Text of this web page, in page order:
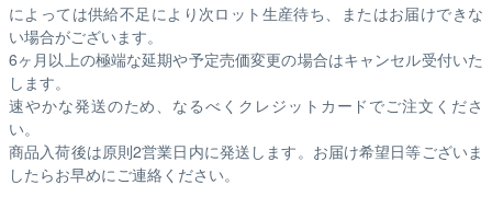
によっては供給不足により次ロット生産待ち、またはお届けできな
い場合がございます。
6ヶ月以上の極端な延期や予定売価変更の場合はキャンセル受付いた
します。
速やかな発送のため、なるべくクレジットカードでご注文くださ
い。
商品入荷後は原則2営業日内に発送します。お届け希望日等ございま
したらお早めにご連絡ください。